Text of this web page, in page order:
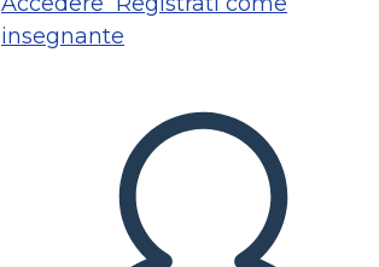
insegnante